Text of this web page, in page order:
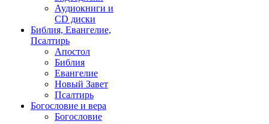
Аудиокниги и
CD диски
Библия, Евангелие,
Псалтирь
Апостол
Библия
Евангелие
Новый Завет
Псалтирь
Богословие и вера
Богословие